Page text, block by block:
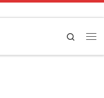
Search